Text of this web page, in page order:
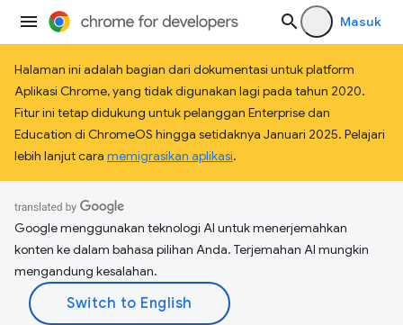
Masuk
Halaman ini adalah bagian dari dokumentasi untuk platform
Aplikasi Chrome, yang tidak digunakan lagi pada tahun 2020.
Fitur ini tetap didukung untuk pelanggan Enterprise dan
Education di ChromeOS hingga setidaknya Januari 2025. Pelajari
lebih lanjut cara memigrasikan aplikasi.
Google menggunakan teknologi AI untuk menerjemahkan
konten ke dalam bahasa pilihan Anda. Terjemahan AI mungkin
mengandung kesalahan.